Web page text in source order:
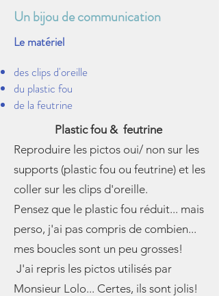
Un bijou de communication
Le matériel
des clips d'oreille
du plastic fou
de la feutrine
Plastic fou & feutrine
Reproduire les pictos oui/ non sur les
supports (plastic fou ou feutrine) et les
coller sur les clips d'oreille.
Pensez que le plastic fou réduit... mais
perso, j'ai pas compris de combien...
mes boucles sont un peu grosses!
J'ai repris les pictos utilisés par
Monsieur Lolo... Certes, ils sont jolis!